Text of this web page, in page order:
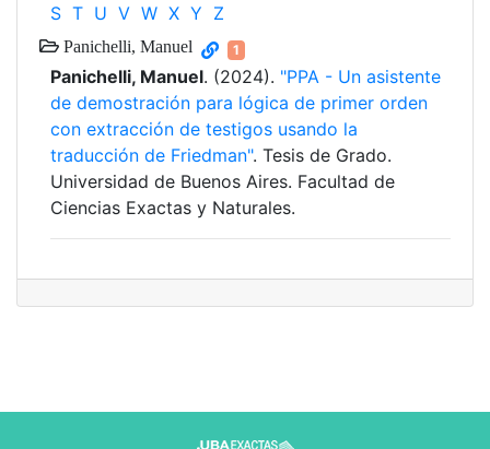
S T U V W X Y Z
Panichelli, Manuel 1
Panichelli, Manuel. (2024). "PPA - Un asistente
de demostración para lógica de primer orden
con extracción de testigos usando la
traducción de Friedman". Tesis de Grado.
Universidad de Buenos Aires. Facultad de
Ciencias Exactas y Naturales.